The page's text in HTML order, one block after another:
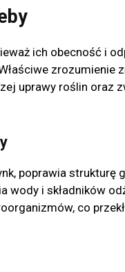
ich obecność i
zrozumienie
uprawy roślin oraz
poprawia strukturę
wody i składników
co